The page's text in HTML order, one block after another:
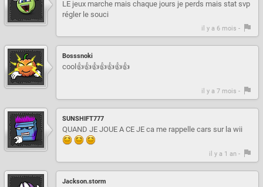
LE jeux marche mais chaque jours je perds mais stat svp
régler le souci
il y a 6 mois -
Bosssnoki
cool👍👍👍👍👍👍👍
il y a 7 mois -
SUNSHIFT777
QUAND JE JOUE A CE JE ca me rappelle cars sur la wii
il y a 1 an -
Jackson.storm